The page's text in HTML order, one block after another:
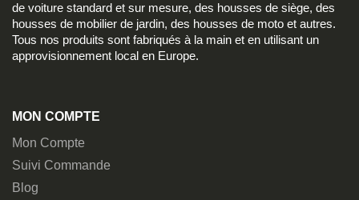
de voiture standard et sur mesure, des housses de siège, des
housses de mobilier de jardin, des housses de moto et autres.
Tous nos produits sont fabriqués à la main et en utilisant un
approvisionnement local en Europe.
MON COMPTE
Mon Compte
Suivi Commande
Blog